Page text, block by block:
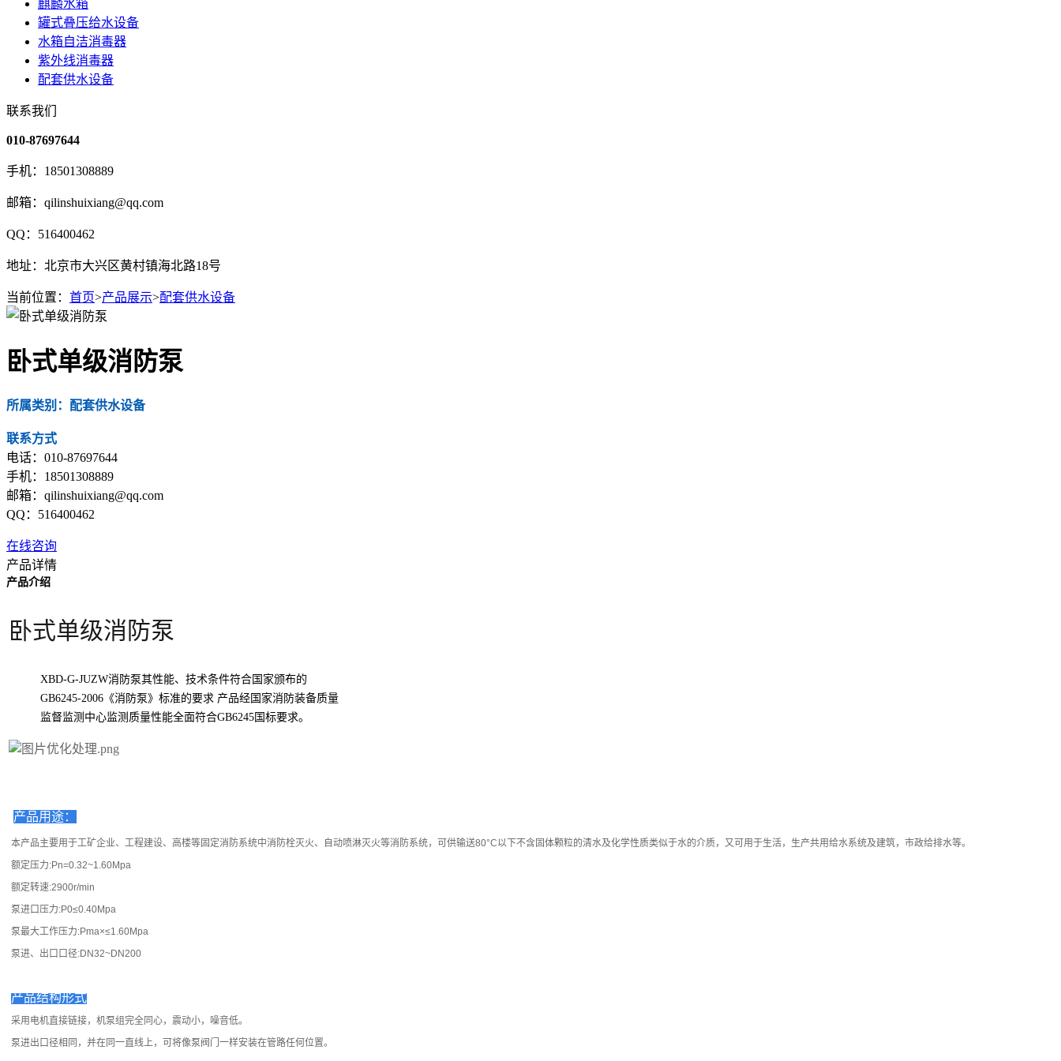
麒麟水箱
罐式叠压给水设备
水箱自洁消毒器
紫外线消毒器
配套供水设备
联系我们
010-87697644
手机：18501308889
邮箱：qilinshuixiang@qq.com
QQ：516400462
地址：北京市大兴区黄村镇海北路18号
当前位置： 首页>产品展示>配套供水设备
卧式单级消防泵
所属类别：配套供水设备
联系方式
电话：010-87697644
手机：18501308889
邮箱：qilinshuixiang@qq.com
QQ：516400462
在线咨询
产品详情
产品介绍
卧式单级消防泵
XBD-G-JUZW消防泵其性能、技术条件符合国家颁布的
GB6245-2006《消防泵》标准的要求 产品经国家消防装备质量
监督监测中心监测质量性能全面符合GB6245国标要求。
产品用途：
本产品主要用于工矿企业、工程建设、高楼等固定消防系统中消防栓灭火、自动喷淋灭火等消防系统，可供输送80°C以下不含固体颗粒的清水及化学性质类似于水的介质，又可用于生活，生产共用给水系统及建筑，市政给排水等。
额定压力:Pn=0.32~1.60Mpa
额定转速:2900r/min
泵进口压力:P0≤0.40Mpa
泵最大工作压力:Pma×≤1.60Mpa
泵进、出口口径:DN32~DN200
产品结构形式
采用电机直接链接，机泵组完全同心，震动小，噪音低。
泵进出口径相同，并在同一直线上，可将像泵阀门一样安装在管路任何位置。